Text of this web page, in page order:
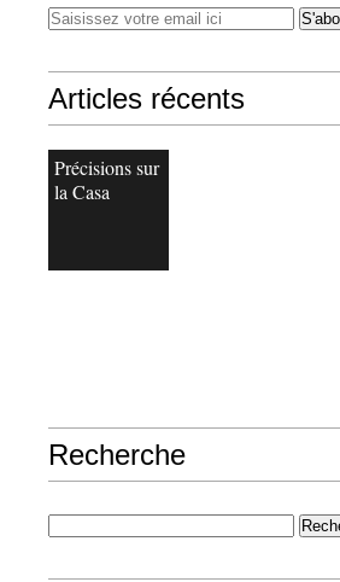
Articles récents
Précisions sur
la Casa
Recherche